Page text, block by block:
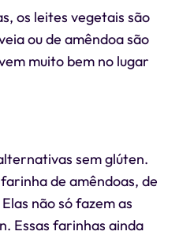
os leites vegetais são
ou de amêndoa são
muito bem no lugar
sem glúten.
de amêndoas, de
não só fazem as
Essas farinhas ainda